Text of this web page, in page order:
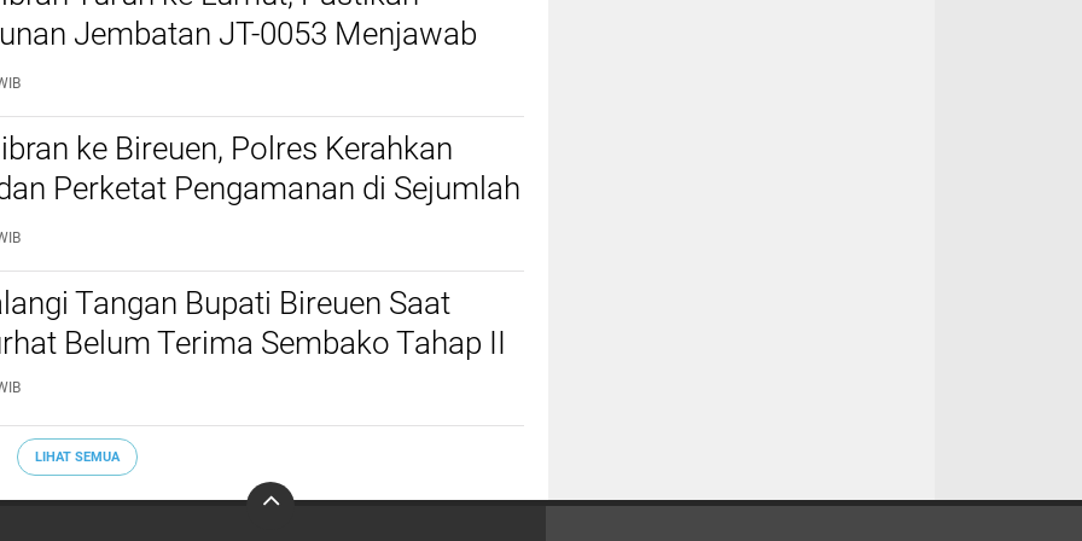
Jembatan JT-0053 Menjawab
Warga
ke Bireuen, Polres Kerahkan
Perketat Pengamanan di Sejumlah
Tangan Bupati Bireuen Saat
Belum Terima Sembako Tahap II
LIHAT SEMUA